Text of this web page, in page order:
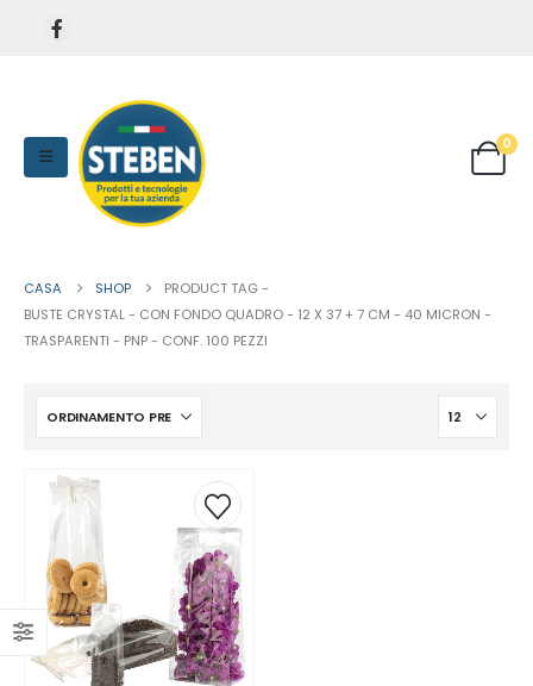
0
CASA SHOP
PRODUCT TAG -
BUSTE CRYSTAL - CON FONDO QUADRO - 12 X 37 + 7 CM - 40 MICRON -
TRASPARENTI - PNP - CONF. 100 PEZZI